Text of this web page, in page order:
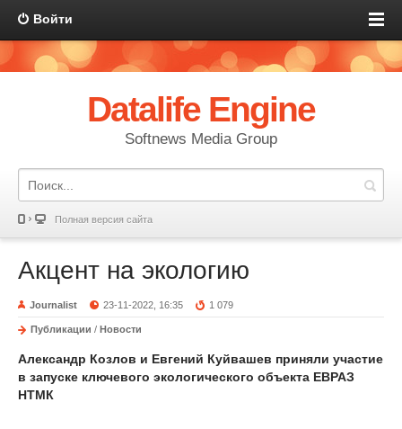
Войти
Datalife Engine
Softnews Media Group
Полная версия сайта
Акцент на экологию
Journalist 23-11-2022, 16:35 1 079
Публикации / Новости
Александр Козлов и Евгений Куйвашев приняли участие
в запуске ключевого экологического объекта ЕВРАЗ
НТМК